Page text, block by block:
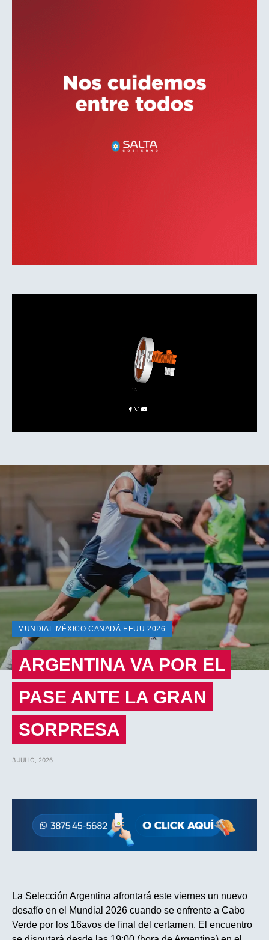
MUNDIAL MÉXICO CANADÁ EEUU 2026
ARGENTINA VA POR EL
PASE ANTE LA GRAN
SORPRESA
3 JULIO, 2026
La Selección Argentina afrontará este viernes un nuevo
desafío en el Mundial 2026 cuando se enfrente a Cabo
Verde por los 16avos de final del certamen. El encuentro